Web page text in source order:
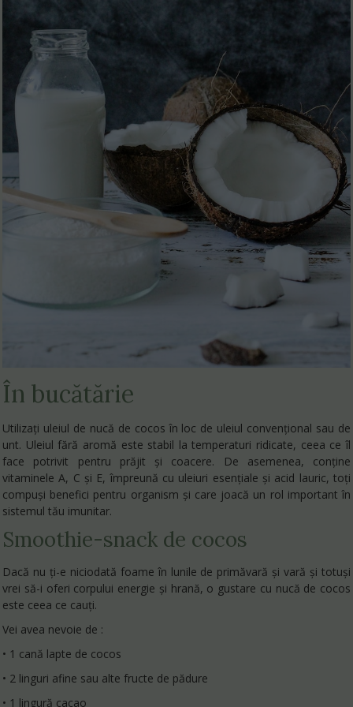
În bucătărie
Utilizați uleiul de nucă de cocos în loc de uleiul convențional sau de
unt. Uleiul fără aromă este stabil la temperaturi ridicate, ceea ce îl
face potrivit pentru prăjit și coacere. De asemenea, conține
vitaminele A, C și E, împreună cu uleiuri esențiale și acid lauric, toți
compuși benefici pentru organism și care joacă un rol important în
sistemul tău imunitar.
Smoothie-snack de cocos
Dacă nu ți-e niciodată foame în lunile de primăvară și vară și totuși
vrei să-i oferi corpului energie și hrană, o gustare cu nucă de cocos
este ceea ce cauți.
Vei avea nevoie de :
• 1 cană lapte de cocos
• 2 linguri afine sau alte fructe de pădure
• 1 lingură cacao